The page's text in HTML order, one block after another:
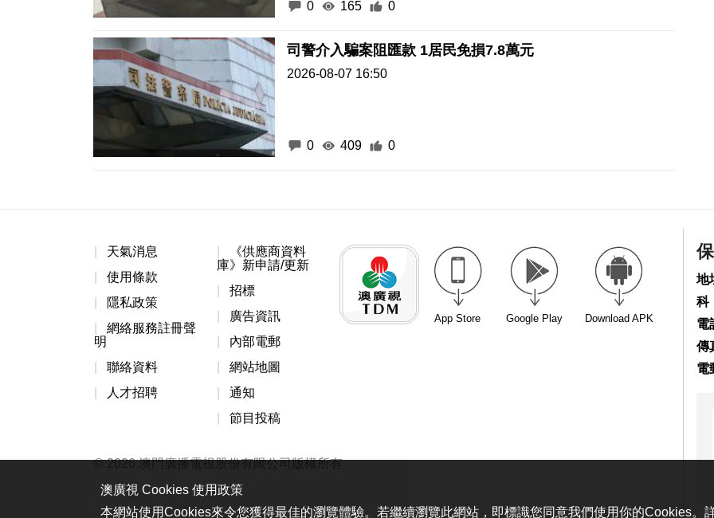
0 165 0
司警介入騙案阻匯款 1居民免損7.8萬元
2026-08-07 16:50
0 409 0
天氣消息
使用條款
隱私政策
網絡服務註冊聲
明
聯絡資料
人才招聘
《供應商資料
庫》新申請/更新
招標
廣告資訊
內部電郵
網站地圖
通知
節目投稿
App Store Google Play Download APK
© 2026 澳門廣播電視股份有限公司版權所有
地
科
電
傳
電
澳廣視 Cookies 使用政策
本網站使用Cookies來令您獲得最佳的瀏覽體驗。若繼續瀏覽此網站，即標識您同意我們使用你的Cookies。